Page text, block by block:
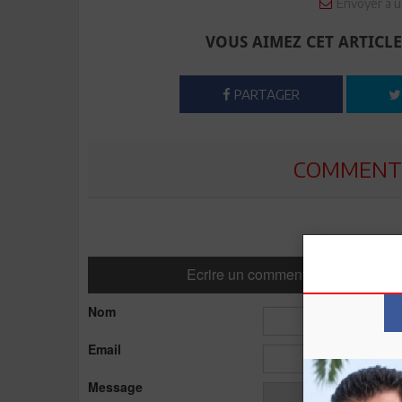
VOUS AIMEZ CET
PARTAGER
Ecrire un commentaire
Nom
Email
Message